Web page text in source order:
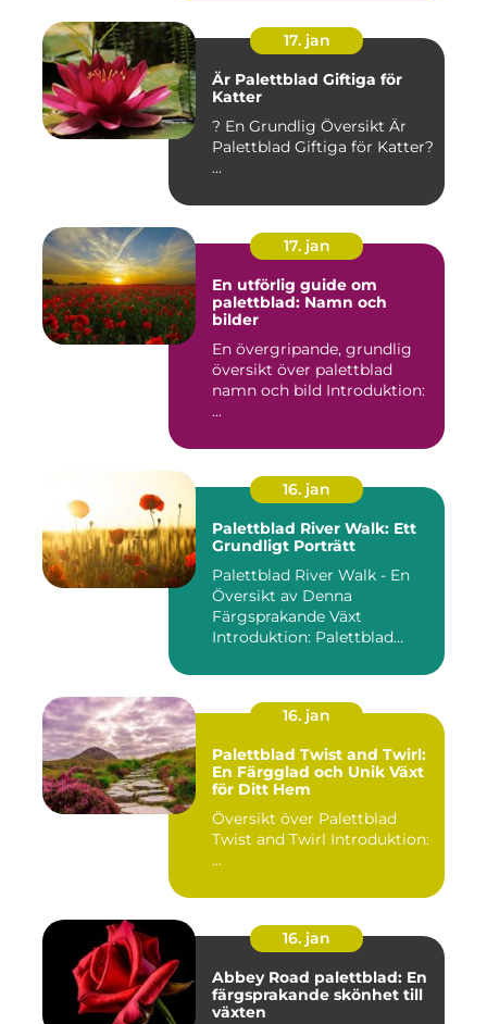
17. jan
Är Palettblad Giftiga för
Katter
? En Grundlig Översikt Är
Palettblad Giftiga för Katter?
...
17. jan
En utförlig guide om
palettblad: Namn och
bilder
En övergripande, grundlig
översikt över palettblad
namn och bild Introduktion:
...
16. jan
Palettblad River Walk: Ett
Grundligt Porträtt
Palettblad River Walk - En
Översikt av Denna
Färgsprakande Växt
Introduktion: Palettblad
16. jan
Palettblad Twist and Twirl:
En Färgglad och Unik Växt
för Ditt Hem
Översikt över Palettblad
Twist and Twirl Introduktion:
...
16. jan
Abbey Road palettblad: En
färgsprakande skönhet till
växten